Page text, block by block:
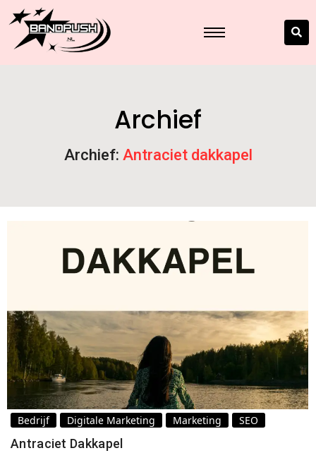
Archief
Archief: Antraciet dakkapel
Bedrijf Digitale Marketing Marketing SEO
Antraciet Dakkapel